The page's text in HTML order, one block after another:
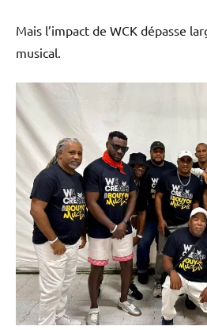
Mais l’impact de WCK dépasse
musical.